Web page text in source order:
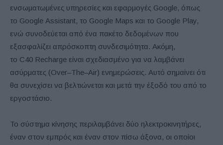
ενσωματωμένες υπηρεσίες και εφαρμογές Google, όπως
το Google Assistant, το Google Maps και το Google Play,
ενώ συνοδεύεται από ένα πακέτο δεδομένων που
εξασφαλίζει απρόσκοπτη συνδεσιμότητα. Ακόμη,
το C40 Recharge είναι σχεδιασμένο για να λαμβάνει
ασύρματες (Over–The–Air) ενημερώσεις. Αυτό σημαίνει ότι
θα συνεχίσει να βελτιώνεται και μετά την έξοδό του από το
εργοστάσιο.
Το σύστημα κίνησης περιλαμβάνει δύο ηλεκτροκινητήρες,
έναν στον εμπρός και έναν στον πίσω άξονα, οι οποίοι